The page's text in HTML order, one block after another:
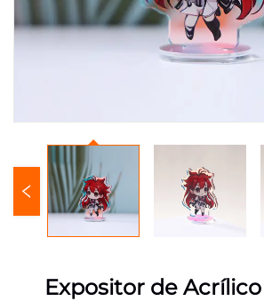
Expositor de